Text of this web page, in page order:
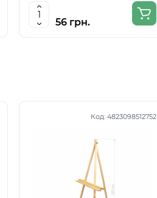
56 грн.
Код: 4823098512752